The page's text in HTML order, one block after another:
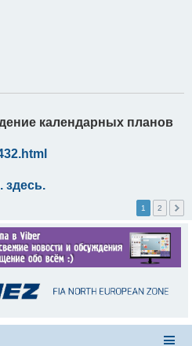
календарных планов
здесь.
1 2